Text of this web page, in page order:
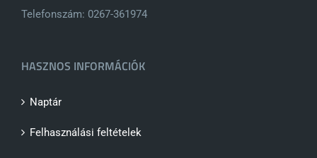
Telefonszám: 0267-361974
HASZNOS INFORMÁCIÓK
Naptár
Felhasználási feltételek